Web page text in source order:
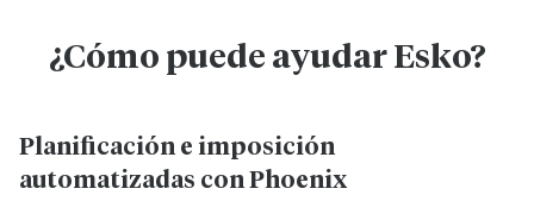
¿Cómo puede ayudar Esko?
Planificación e imposición
automatizadas con Phoenix